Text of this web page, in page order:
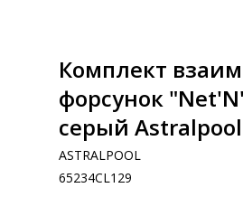
Комплект
форсунок
серый Astralpool
ASTRALPOOL
65234CL129